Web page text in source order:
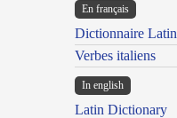
En français
Dictionnaire Latin
Verbes italiens
In english
Latin Dictionary